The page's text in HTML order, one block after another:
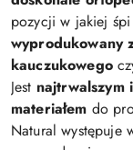
pozycji w jakiej
wyprodukowany
kauczukowego
Jest najtrwalszym
materiałem do
Natural występuje